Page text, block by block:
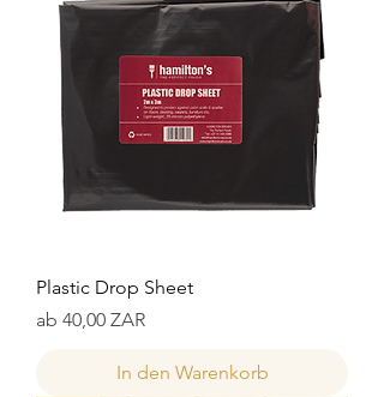
Plastic Drop Sheet
ab 40,00 ZAR
Sale-Preis
In den Warenkorb